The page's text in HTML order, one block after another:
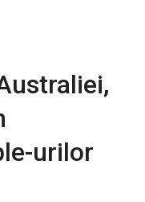
urilor